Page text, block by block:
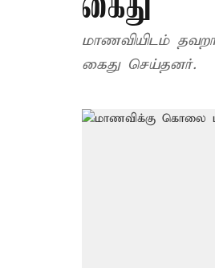
மாணவியிடம்
கைது செய்தனர்.